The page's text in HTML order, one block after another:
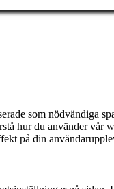
som nödvändiga
hur du använder vår
på din